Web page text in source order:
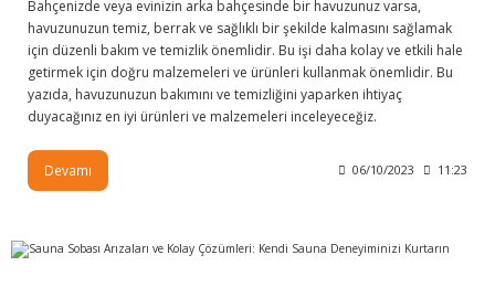
Bahçenizde veya evinizin arka bahçesinde bir havuzunuz varsa,
havuzunuzun temiz, berrak ve sağlıklı bir şekilde kalmasını sağlamak
için düzenli bakım ve temizlik önemlidir. Bu işi daha kolay ve etkili hale
getirmek için doğru malzemeleri ve ürünleri kullanmak önemlidir. Bu
yazıda, havuzunuzun bakımını ve temizliğini yaparken ihtiyaç
duyacağınız en iyi ürünleri ve malzemeleri inceleyeceğiz.
Devamı 06/10/2023 11:23